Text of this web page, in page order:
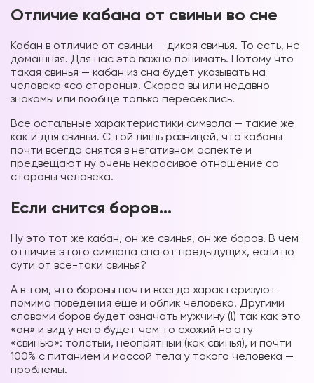
Отличие кабана от свиньи во сне
Кабан в отличие от свиньи — дикая свинья. То есть, не
домашняя. Для нас это важно понимать. Потому что
такая свинья — кабан из сна будет указывать на
человека «со стороны». Скорее вы или недавно
знакомы или вообще только пересеклись.
Все остальные характеристики символа — такие же
как и для свиньи. С той лишь разницей, что кабаны
почти всегда снятся в негативном аспекте и
предвещают ну очень некрасивое отношение со
стороны человека.
Если снится боров…
Ну это тот же кабан, он же свинья, он же боров. В чем
отличие этого символа сна от предыдущих, если по
сути от все-таки свинья?
А в том, что боровы почти всегда характеризуют
помимо поведения еще и облик человека. Другими
словами боров будет означать мужчину (!) так как это
«он» и вид у него будет чем то схожий на эту
«свинью»: толстый, неопрятный (как свинья), и почти
100% с питанием и массой тела у такого человека —
проблемы.